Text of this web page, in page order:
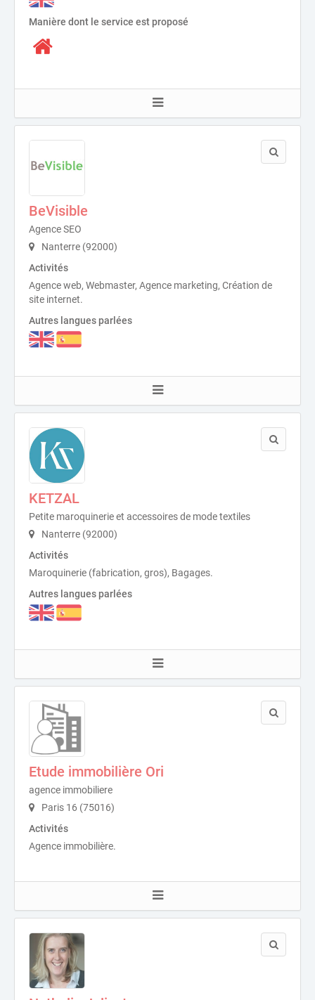
Manière dont le service est proposé
BeVisible
Agence SEO
Nanterre (92000)
Activités
Agence web, Webmaster, Agence marketing, Création de
site internet.
Autres langues parlées
KETZAL
Petite maroquinerie et accessoires de mode textiles
Nanterre (92000)
Activités
Maroquinerie (fabrication, gros), Bagages.
Autres langues parlées
Etude immobilière Ori
agence immobiliere
Paris 16 (75016)
Activités
Agence immobilière.